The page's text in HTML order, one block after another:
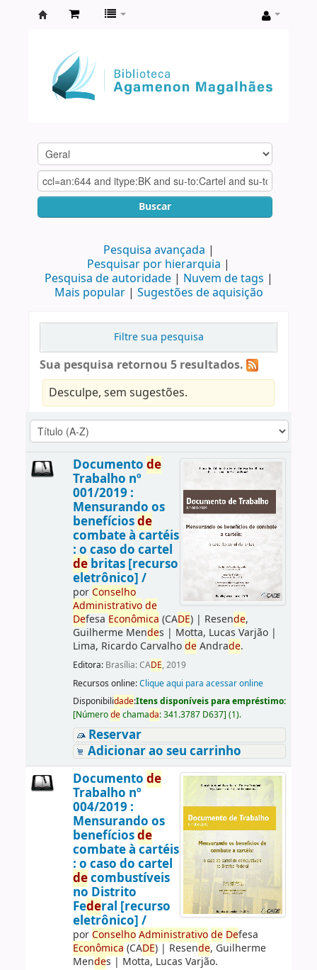
Agamenon
Magalhães
Buscar
Pesquisa avançada
Pesquisar por hierarquia
Pesquisa de autoridade
Nuvem de tags
Mais popular
Sugestões de aquisição
Filtre sua pesquisa
Sua pesquisa retornou 5 resultados.
Desculpe, sem sugestões.
Documento de
Trabalho nº
001/2019 :
Mensurando os
benefíciosde
combate à cartéis
: o caso do cartel
debritas [recurso
eletrônico] /
porConselho
Administrativo de
Defesa Econômica (CADE)| Resende,
Guilherme Mendes | Motta, Lucas Varjão|
Lima, Ricardo CarvalhodeAndrade.
Editora: Brasília: CADE, 2019
Recursos online:Clique aqui para acessar online
Disponibilidade:Itens disponíveis para empréstimo:
[Númerodechamada:341.3787 D637] (1).
Reservar
Adicionar ao seu carrinho
Documento de
Trabalho nº
004/2019 :
Mensurando os
benefíciosde
combate à cartéis
: o caso do cartel
decombustíveis
no Distrito
Federal [recurso
eletrônico] /
porConselho Administrativo de Defesa
Econômica (CADE)| Resende, Guilherme
Mendes | Motta, Lucas Varjão.